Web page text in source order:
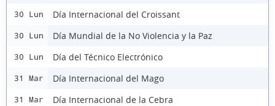
30 Lun Día Internacional del Croissant
30 Lun Día Mundial de la No Violencia y la Paz
30 Lun Día del Técnico Electrónico
31 Mar Día Internacional del Mago
31 Mar Día Internacional de la Cebra